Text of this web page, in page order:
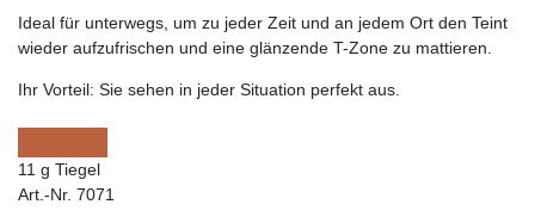
Ideal für unterwegs, um zu jeder Zeit und an jedem Ort den Teint
wieder aufzufrischen und eine glänzende T-Zone zu mattieren.
Ihr Vorteil: Sie sehen in jeder Situation perfekt aus.
11 g Tiegel
Art.-Nr. 7071